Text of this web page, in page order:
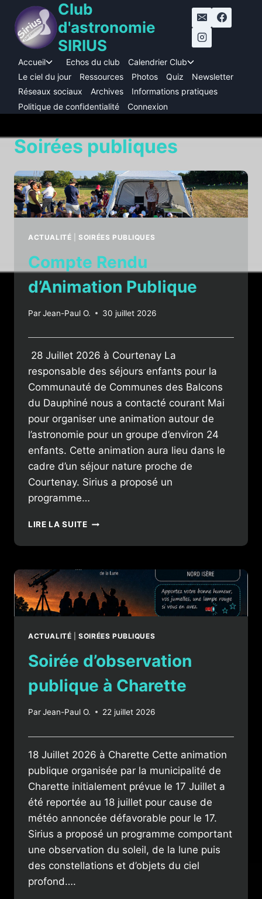
contenu
Club
d'astronomie
SIRIUS
Accueil
Ouvrir/fermer
le
menu
enfant
Echos du club Calendrier Club
le
menu
Le ciel du jour Ressources Photos Quiz
Newsletter
Réseaux sociaux
Archives
Informations pratiques
Politique de confidentialité
Connexion
Soirées publiques
ACTUALITÉ |SOIRÉES PUBLIQUES
Compte Rendu
d’Animation Publique
ParJean-Paul O. 30 juillet 2026
28 Juillet 2026 à Courtenay La
responsable des séjours enfants pour la
Communauté de Communes des Balcons
du Dauphiné nous a contacté courant Mai
pour organiser une animation autour de
l’astronomie pour un groupe d’environ 24
enfants. Cette animation aura lieu dans le
cadre d’un séjour nature proche de
Courtenay. Sirius a proposé un
programme…
LIRE LA SUITECOMPTE
D’ANIMATION
ACTUALITÉ |SOIRÉES PUBLIQUES
Soirée d’observation
publique à Charette
ParJean-Paul O. 22 juillet 2026
18 Juillet 2026 à Charette Cette animation
publique organisée par la municipalité de
Charette initialement prévue le 17 Juillet a
été reportée au 18 juillet pour cause de
météo annoncée défavorable pour le 17.
Sirius a proposé un programme comportant
une observation du soleil, de la lune puis
des constellations et d’objets du ciel
profond….